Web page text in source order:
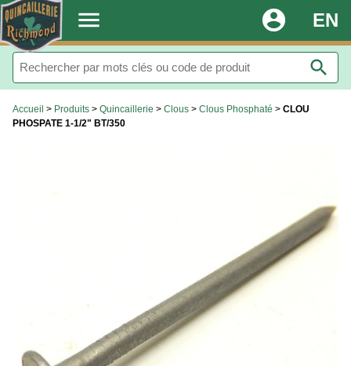
. menu EN
account_circle
search
Accueil > Produits > Quincaillerie > Clous > Clous Phosphaté > CLOU
PHOSPATE 1-1/2" BT/350